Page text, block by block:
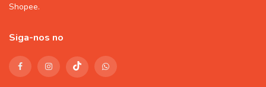
Shopee.
Siga-nos no